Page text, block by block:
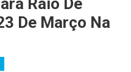
Raio De
De Março Na